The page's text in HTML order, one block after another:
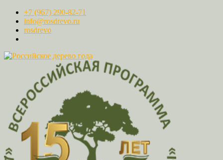
+7 (967) 290-82-71
info@rosdrevo.ru
rosdrevo